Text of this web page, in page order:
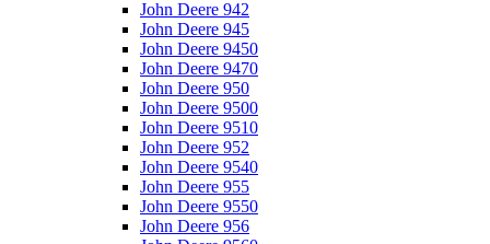
John Deere 942
John Deere 945
John Deere 9450
John Deere 9470
John Deere 950
John Deere 9500
John Deere 9510
John Deere 952
John Deere 9540
John Deere 955
John Deere 9550
John Deere 956